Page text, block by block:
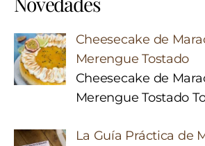
Cheesecake de
Merengue Tostado
Cheesecake de
Merengue Tostado
La Guía Práctica de